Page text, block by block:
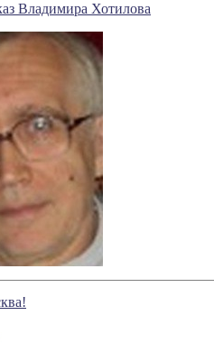
Владимира Хотилова